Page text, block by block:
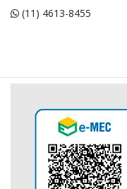
(11) 4613-8455